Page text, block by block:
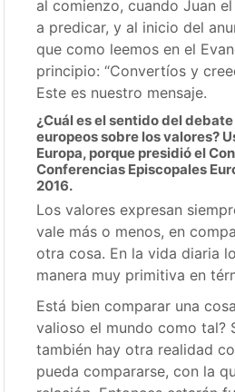
al comienzo, cuando Juan
a predicar, y al inicio del
que como leemos en el
principio: “Convertíos y
Este es nuestro mensaje.
¿Cuál es el sentido del
europeos sobre los valores?
Europa, porque presidió el
Conferencias Episcopales
2016.
Los valores expresan
vale más o menos, en
otra cosa. En la vida diaria
manera muy primitiva en
Está bien comparar una
valioso el mundo como tal?
también hay otra realidad
pueda compararse, con la